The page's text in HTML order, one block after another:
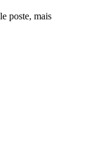
poste, mais